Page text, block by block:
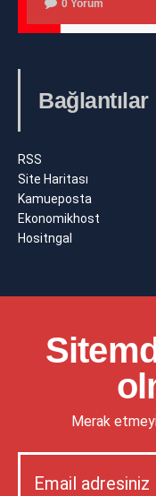
0 Yorum
Bağlantılar
RSS
Site Haritası
Kamueposta
Ekonomikhost
Hositngal
Merak